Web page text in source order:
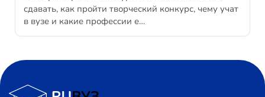
сдавать, как пройти творческий конкурс, чему учат
в вузе и какие профессии е…